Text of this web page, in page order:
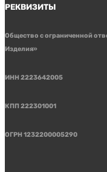
РЕКВИЗИТЫ
Общество с ограниченной
Изделия»
ИНН 2223642005
КПП 222301001
ОГРН 1232200005290